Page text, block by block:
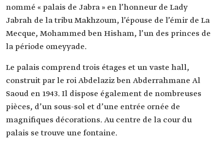
nommé « palais de Jabra » en l’honneur de Lady
Jabrah de la tribu Makhzoum, l’épouse de l’émir de La
Mecque, Mohammed ben Hisham, l’un des princes de
la période omeyyade.
Le palais comprend trois étages et un vaste hall,
construit par le roi Abdelaziz ben Abderrahmane Al
Saoud en 1943. Il dispose également de nombreuses
pièces, d’un sous-sol et d’une entrée ornée de
magnifiques décorations. Au centre de la cour du
palais se trouve une fontaine.